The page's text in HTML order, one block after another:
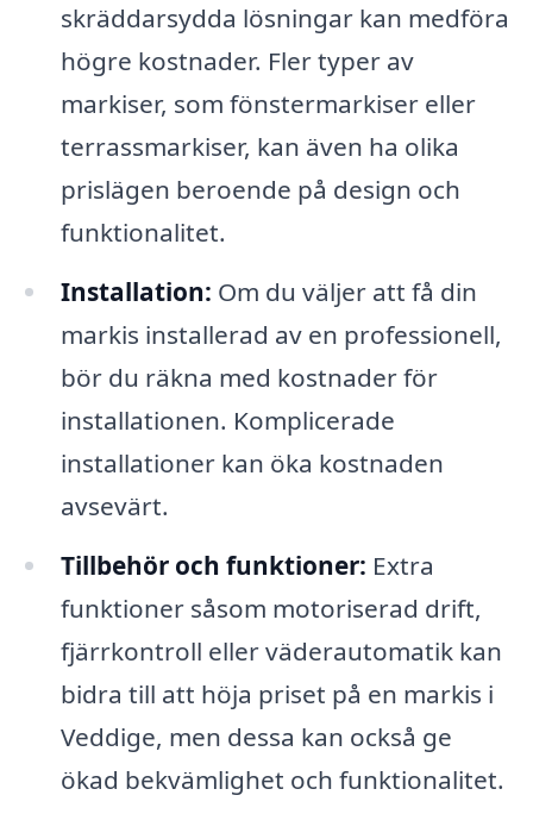
skräddarsydda lösningar kan medföra
högre kostnader. Fler typer av
markiser, som fönstermarkiser eller
terrassmarkiser, kan även ha olika
prislägen beroende på design och
funktionalitet.
Installation: Om du väljer att få din
markis installerad av en professionell,
bör du räkna med kostnader för
installationen. Komplicerade
installationer kan öka kostnaden
avsevärt.
Tillbehör och funktioner: Extra
funktioner såsom motoriserad drift,
fjärrkontroll eller väderautomatik kan
bidra till att höja priset på en markis i
Veddige, men dessa kan också ge
ökad bekvämlighet och funktionalitet.